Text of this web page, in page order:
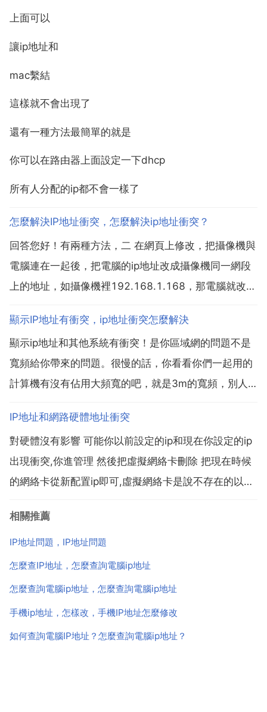
上面可以
讓ip地址和
mac繫結
這樣就不會出現了
還有一種方法最簡單的就是
你可以在路由器上面設定一下dhcp
所有人分配的ip都不會一樣了
怎麼解決IP地址衝突，怎麼解決ip地址衝突？
回答您好！有兩種方法，二 在網頁上修改，把攝像機與
電腦連在一起後，把電腦的ip地址改成攝像機同一網段
上的地址，如攝像機裡192.168.1.168，那電腦就改為
192.168.1.168後回車，要求安裝外掛，那就安裝，安
裝後，重新整理，輸入使用者名稱...
顯示IP地址有衝突，ip地址衝突怎麼解決
顯示ip地址和其他系統有衝突！是你區域網的問題不是
寬頻給你帶來的問題。很慢的話，你看看你們一起用的
計算機有沒有佔用大頻寬的吧，就是3m的寬頻，別人
突代表你這臺電腦與其他3臺電腦的其中一臺ip地址相
同。ip衝突表示網路地址衝突，網路地址為唯一上網的
憑證...
IP地址和網路硬體地址衝突
對硬體沒有影響 可能你以前設定的ip和現在你設定的ip
出現衝突,你進管理 然後把虛擬網絡卡刪除 把現在時候
的網絡卡從新配置ip即可,虛擬網絡卡是說不存在的以前
複 重設定一個192.168.0.2，不是1就行，不能大於
255，192.168.0不變...
相關推薦
IP地址問題，IP地址問題
怎麼查IP地址，怎麼查詢電腦ip地址
怎麼查詢電腦ip地址，怎麼查詢電腦ip地址
手機ip地址，怎樣改，手機IP地址怎麼修改
如何查詢電腦IP地址？怎麼查詢電腦ip地址？